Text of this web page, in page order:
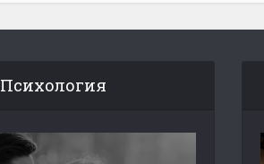
Психология